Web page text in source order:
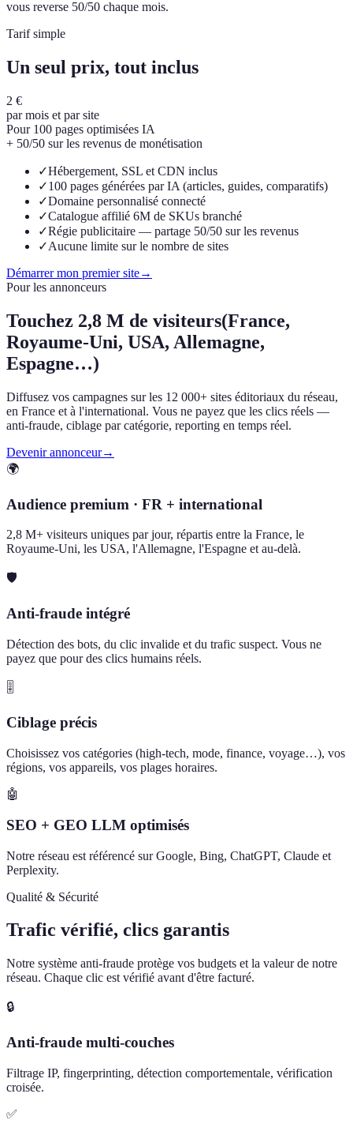
vous reverse 50/50 chaque mois.
Tarif simple
Un seul prix, tout inclus
2 €
par mois et par site
Pour 100 pages optimisées IA
+ 50/50 sur les revenus de monétisation
✓Hébergement, SSL et CDN inclus
✓100 pages générées par IA (articles, guides, comparatifs)
✓Domaine personnalisé connecté
✓Catalogue affilié 6M de SKUs branché
✓Régie publicitaire — partage 50/50 sur les revenus
✓Aucune limite sur le nombre de sites
Démarrer mon premier site→
Pour les annonceurs
Touchez 2,8 M de visiteurs(France,
Royaume-Uni, USA, Allemagne,
Espagne…)
Diffusez vos campagnes sur les 12 000+ sites éditoriaux du réseau,
en France et à l'international. Vous ne payez que les clics réels —
anti-fraude, ciblage par catégorie, reporting en temps réel.
Devenir annonceur→
🌍
Audience premium · FR + international
2,8 M+ visiteurs uniques par jour, répartis entre la France, le
Royaume-Uni, les USA, l'Allemagne, l'Espagne et au-delà.
🛡️
Anti-fraude intégré
Détection des bots, du clic invalide et du trafic suspect. Vous ne
payez que pour des clics humains réels.
🎚️
Ciblage précis
Choisissez vos catégories (high-tech, mode, finance, voyage…), vos
régions, vos appareils, vos plages horaires.
🤖
SEO + GEO LLM optimisés
Notre réseau est référencé sur Google, Bing, ChatGPT, Claude et
Perplexity.
Qualité & Sécurité
Trafic vérifié, clics garantis
Notre système anti-fraude protège vos budgets et la valeur de notre
réseau. Chaque clic est vérifié avant d'être facturé.
🔒
Anti-fraude multi-couches
Filtrage IP, fingerprinting, détection comportementale, vérification
croisée.
✅